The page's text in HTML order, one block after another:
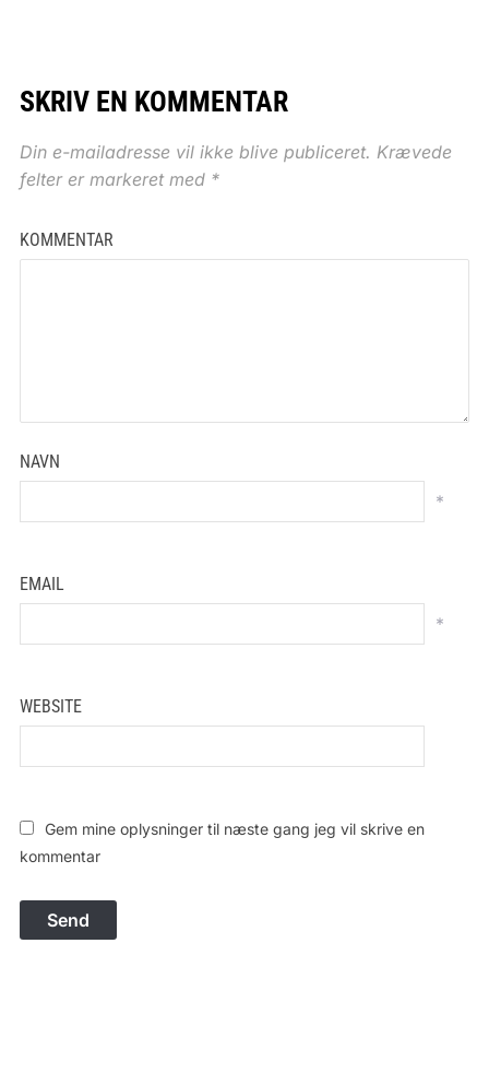
SKRIV EN KOMMENTAR
Din e-mailadresse vil ikke blive publiceret. Krævede
felter er markeret med *
KOMMENTAR
NAVN
*
EMAIL
*
WEBSITE
Gem mine oplysninger til næste gang jeg vil skrive en
kommentar